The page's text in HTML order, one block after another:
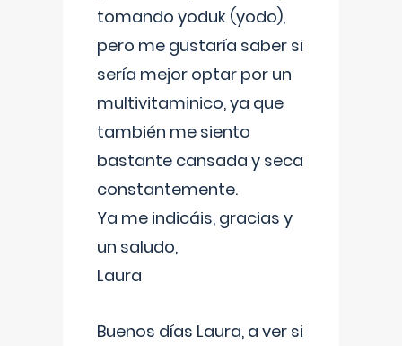
tomando yoduk (yodo),
pero me gustaría saber si
sería mejor optar por un
multivitaminico, ya que
también me siento
bastante cansada y seca
constantemente.
Ya me indicáis, gracias y
un saludo,
Laura
Buenos días Laura, a ver si